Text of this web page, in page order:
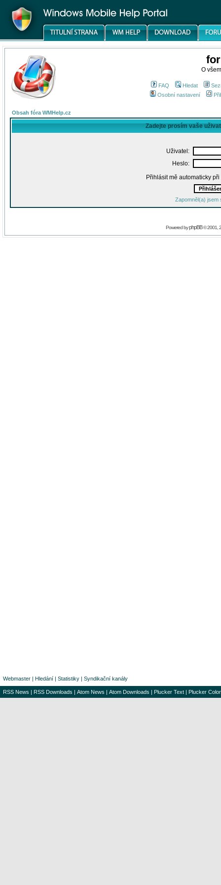
O
FAQ Hledat
Osobní nastavení
Obsah fóra WMHelp.cz
Zadejte prosím vaše
Uživatel:
Heslo:
Přihlásit mě automaticky
Zapomněl(a) jsem
Powered byphpBB© 2001,
Webmaster | Hledání | Statistiky | Syndikační kanály
RSS News | RSS Downloads | Atom News | Atom Downloads | Plucker Text | Plucker Color